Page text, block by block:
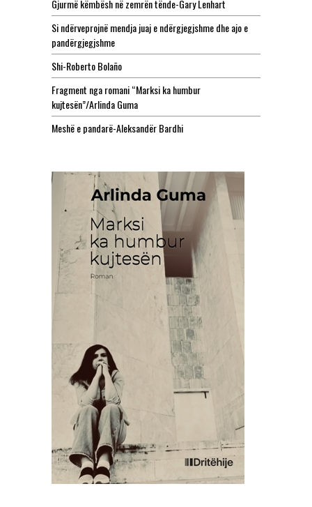
Gjurmë këmbësh në zemrën tënde-Gary Lenhart
Si ndërveprojnë mendja juaj e ndërgjegjshme dhe ajo e
pandërgjegjshme
Shi-Roberto Bolaño
Fragment nga romani “Marksi ka humbur
kujtesën”/Arlinda Guma
Meshë e pandarë-Aleksandër Bardhi